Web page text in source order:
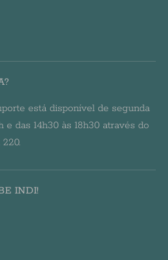
está disponível de segunda
e das 14h30 às 18h30 através do
220.
INDI!